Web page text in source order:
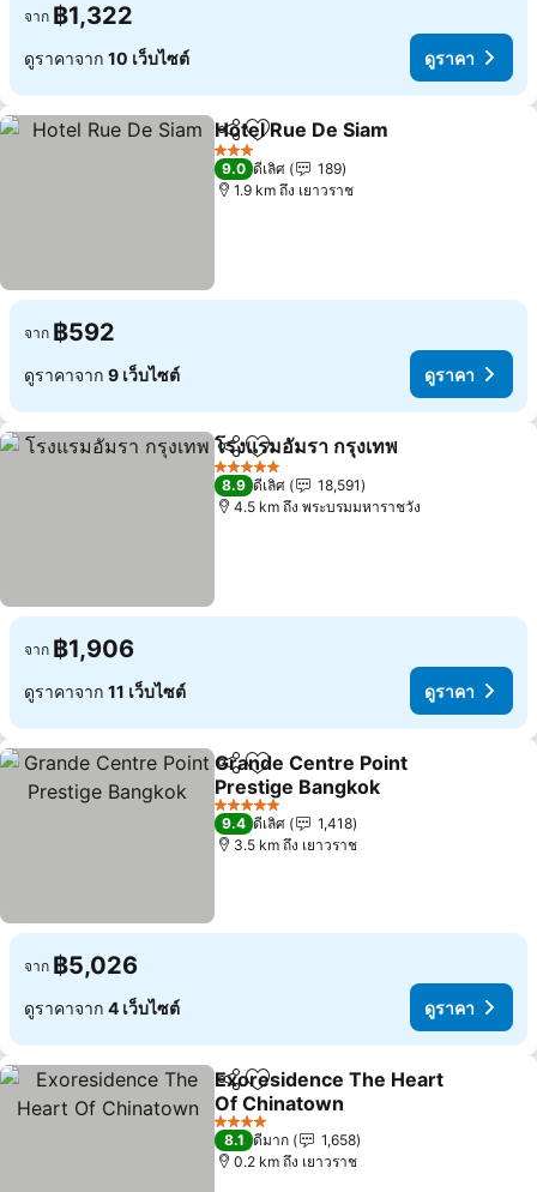
จาก ฿1,322
ดูราคาจาก 10 เว็บไซต์ ดูราคา
แชร์ เพิ่มในรายการโปรด
Hotel Rue De Siam
3 ดาว
9.0 ดีเลิศ
189
1.9 km ถึง เยาวราช
จาก ฿592
ดูราคาจาก 9 เว็บไซต์ ดูราคา
แชร์ เพิ่มในรายการโปรด
โรงแรมอัมรา กรุงเทพ
5 ดาว
8.9 ดีเลิศ
18,591
4.5 km ถึง พระบรมมหาราชวัง
จาก ฿1,906
ดูราคาจาก 11 เว็บไซต์ ดูราคา
แชร์ เพิ่มในรายการโปรด
Grande Centre Point
Prestige Bangkok
5 ดาว
9.4 ดีเลิศ
1,418
3.5 km ถึง เยาวราช
จาก ฿5,026
ดูราคาจาก 4 เว็บไซต์ ดูราคา
แชร์ เพิ่มในรายการโปรด
Exoresidence The Heart
Of Chinatown
4 ดาว
8.1 ดีมาก
1,658
0.2 km ถึง เยาวราช